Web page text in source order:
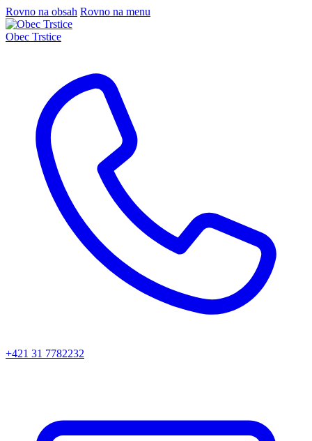
Rovno na obsah Rovno na menu
Obec Trstice
+421 31 7782232